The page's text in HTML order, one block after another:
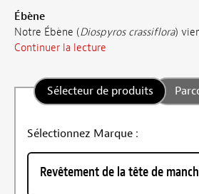
Ébène
Notre Ébène (Diospyros crassiflora)
Continuer la lecture
Sélecteur de produits
Sélectionnez Marque :
Revêtement de la tête de